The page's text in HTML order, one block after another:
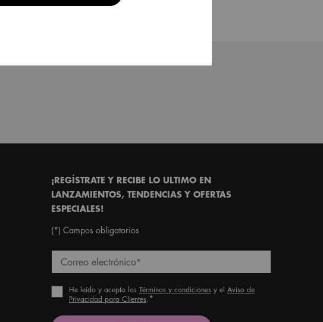
¡REGÍSTRATE Y RECIBE LO ULTIMO EN
LANZAMIENTOS, TENDENCIAS Y OFERTAS
ESPECIALES!
(*) Campos obligatorios
Correo electrónico*
He leído y acepto los Términos y condiciones y el Aviso de
Privacidad para Clientes.*